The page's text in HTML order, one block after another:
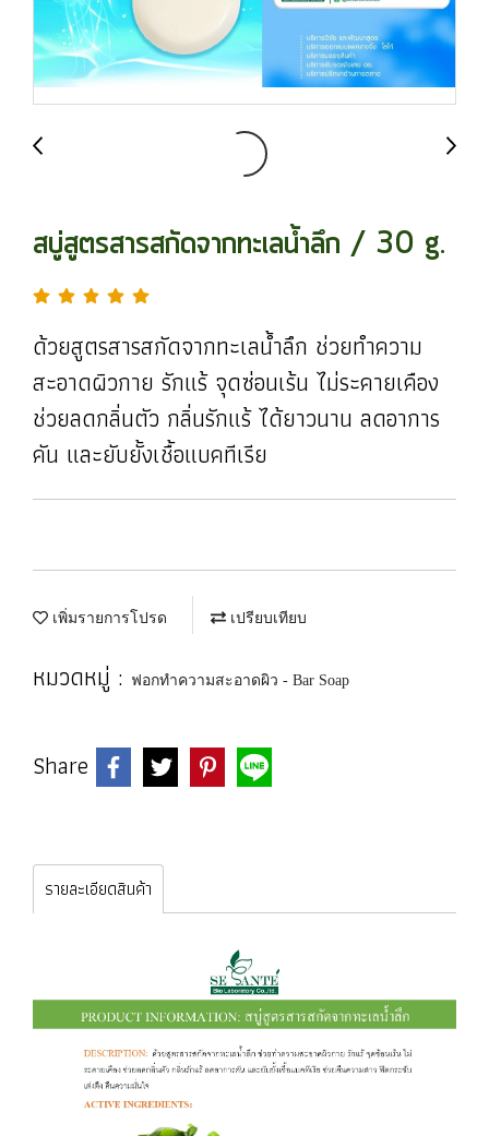
สบู่สูตรสารสกัดจากทะเลน้ำลึก / 30 g.
ด้วยสูตรสารสกัดจากทะเลน้ำลึก ช่วยทำความ
สะอาดผิวกาย รักแร้ จุดซ่อนเร้น ไม่ระคายเคือง
ช่วยลดกลิ่นตัว กลิ่นรักแร้ ได้ยาวนาน ลดอาการ
คัน และยับยั้งเชื้อแบคทีเรีย
เพิ่มรายการโปรด เปรียบเทียบ
หมวดหมู่ : ฟอกทำความสะอาดผิว - Bar Soap
Share
รายละเอียดสินค้า